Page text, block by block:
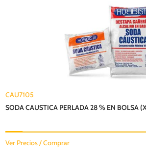
CAU7105
SODA CAUSTICA PERLADA 28 % EN BOLSA
Ver Precios / Comprar